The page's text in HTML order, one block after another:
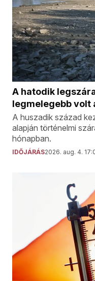
A hatodik
legmelegebb volt
A huszadik század
alapján történelmi
hónapban.
IDŐJÁRÁS2026. aug. 4.